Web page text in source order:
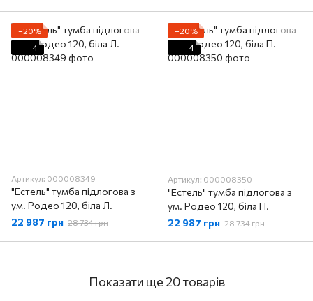
−20%
4
Артикул: 000008349
"Естель" тумба підлогова з
ум. Родео 120, біла Л.
22 987 грн 28 734 грн
−20%
4
Артикул: 000008350
"Естель" тумба підлогова з
ум. Родео 120, біла П.
22 987 грн 28 734 грн
Показати ще 20 товарів